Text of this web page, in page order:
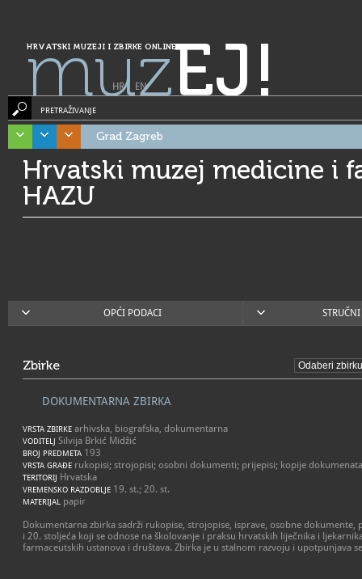
HRVATSKI MUZEJI I ZBIRKE ONLINE
muzEJ!
HR| EN
PRETRAŽIVANJE
Grad Zagreb
Hrvatski muzej medicine i
HAZU
OPĆI PODACI
Zbirke
DOKUMENTARNA ZBIRKA
VRSTA ZBIRKE arhivska, biografska, dokumentarna
VODITELJ Silvija Brkić Midžić
BROJ PREDMETA 193
VRSTA GRAĐE rukopisi; strojopisi; osobni dokumenti; prijepisi; kopije dokumenata
TERITORIJ Hrvatska
VREMENSKO RAZDOBLJE 19. st.; 20. st.
MATERIJAL papir
Dokumentarna zbirka sadrži rukopise, strojopise, isprave, osobne dokumente,
i 20. stoljeća koji se odnose na školovanje i praksu hrvatskih liječnika i
farmaceutskih ustanova i društava. Zbirka je u stalnom razvoju i upotpunjava